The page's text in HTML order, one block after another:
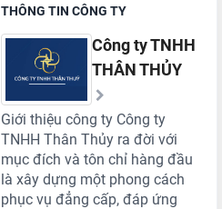
THÔNG TIN CÔNG TY
Công ty TNHH
THÂN THỦY
Giới thiệu công ty Công ty
TNHH Thân Thủy ra đời với
mục đích và tôn chỉ hàng đầu
là xây dựng một phong cách
phục vụ đẳng cấp, đáp ứng